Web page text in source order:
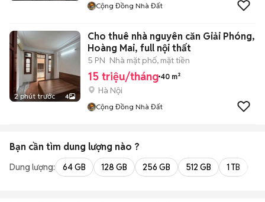
Cộng Đồng Nhà Đất
2 phút trước 4
Cho thuê nhà nguyên căn Giải Phóng,
Hoàng Mai, full nội thất
5 PN Nhà mặt phố, mặt tiền
15 triệu/tháng 40 m²
Hà Nội
Cộng Đồng Nhà Đất
Bạn cần tìm dung lượng nào ?
Dung lượng: 64 GB 128 GB 256 GB 512 GB 1 TB